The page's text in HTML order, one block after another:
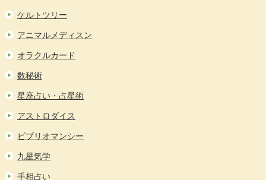
ケルトツリー
アニマルメディスン
オラクルカード
数秘術
星座占い・占星術
アストロダイス
ビブリオマンシー
九星気学
手相占い